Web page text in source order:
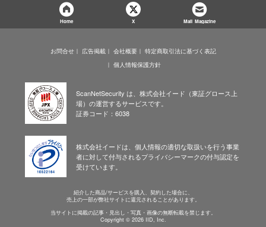
Home X Mail Magazine
お問合せ 広告掲載 会社概要
特定商取引法に基づく表記
個人情報保護方針
ScanNetSecurity は、株式会社イード（東証グロース上
場）の運営するサービスです。
証券コード：6038
株式会社イードは、個人情報の適切な取扱いを行う事業
者に対して付与されるプライバシーマークの付与認定を
受けています。
紹介した商品/サービスを購入、契約した場合に、
売上の一部が弊社サイトに還元されることがあります。
当サイトに掲載の記事・見出し・写真・画像の無断転載を禁じます。
Copyright © 2026 IID, Inc.